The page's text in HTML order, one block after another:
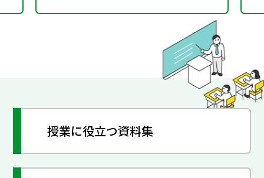
授業に役立つ資料集